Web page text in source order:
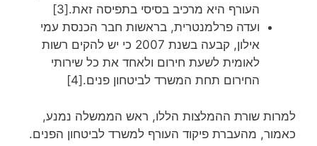
העורף היא מרכיב בסיסי בתפיסה זאת.[3]
ועדה פרלמנטרית, בראשות חבר הכנסת עמי
אילון, קבעה בשנת 2007 כי יש להקים רשות
לאומית לשעת חירום ולאחד את כל שירותי
החירום תחת המשרד לביטחון פנים.[4]
למרות שורת ההמלצות הללו, ראש הממשלה נמנע,
כאמור, מהעברת פיקוד העורף למשרד לביטחון הפנים.